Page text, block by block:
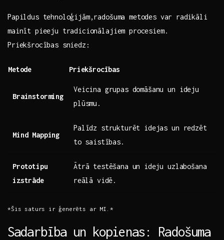
Papildus‍ tehnoloģijām,radošuma metodes var⁤ radikāli
mainīt pieeju tradicionālajiem procesiem.
Priekšrocības sniedz:
Metode Priekšrocības
Brainstorming
Veicina‌ grupas domāšanu‍ un ideju
plūsmu.
Mind Mapping
Palīdz strukturēt idejas ‌un redzēt
to ⁤saistības.
Prototipu
izstrāde
Ātrā testēšana ‌un⁤ ideju uzlabošana
⁤reālā vidē.
*Šis saturs⁣ ir ⁢ģenerēts ar MI.*
Sadarbība un ⁤kopienas: Radošuma